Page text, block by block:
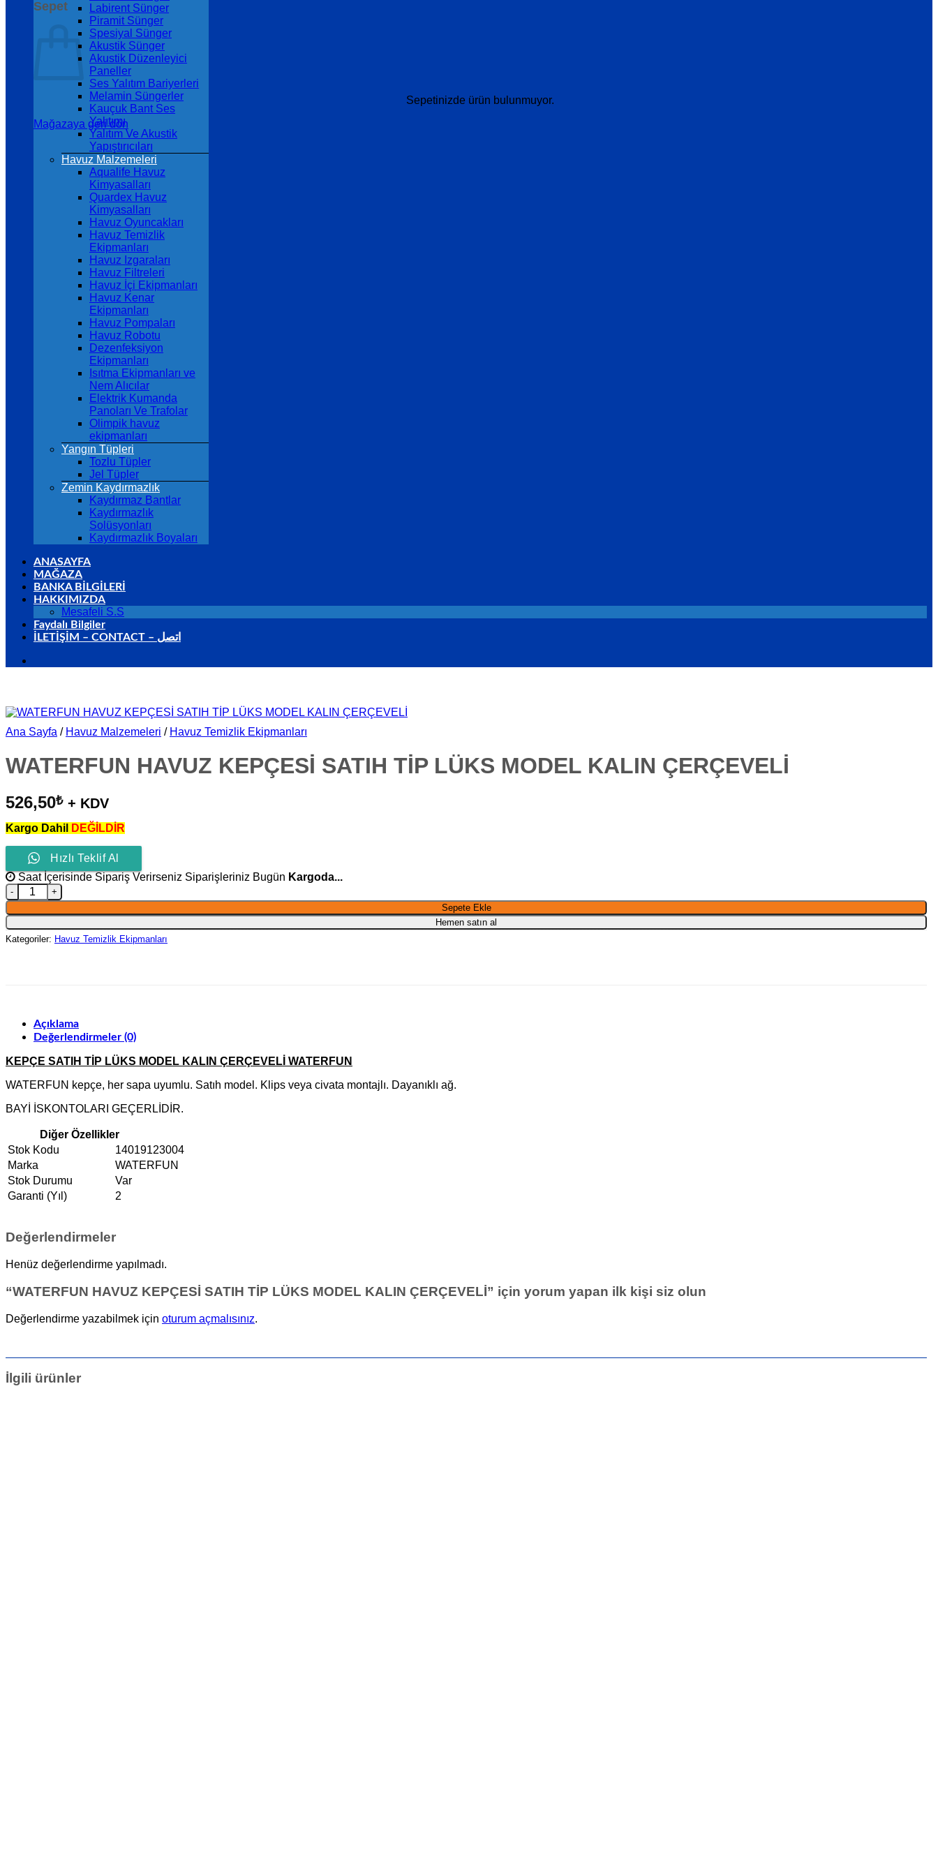
Sepet
Sepetinizde ürün bulunmuyor.
Mağazaya geri dön
Labirent Sünger
Piramit Sünger
Spesiyal Sünger
Akustik Sünger
Akustik Düzenleyici
Paneller
Ses Yalıtım Bariyerleri
Melamin Süngerler
Kauçuk Bant Ses
Yalıtımı
Yalıtım Ve Akustik
Yapıştırıcıları
Havuz Malzemeleri
Aqualife Havuz
Kimyasalları
Quardex Havuz
Kimyasalları
Havuz Oyuncakları
Havuz Temizlik
Ekipmanları
Havuz Izgaraları
Havuz Filtreleri
Havuz İçi Ekipmanları
Havuz Kenar
Ekipmanları
Havuz Pompaları
Havuz Robotu
Dezenfeksiyon
Ekipmanları
Isıtma Ekipmanları ve
Nem Alıcılar
Elektrik Kumanda
Panoları Ve Trafolar
Olimpik havuz
ekipmanları
Yangın Tüpleri
Tozlu Tüpler
Jel Tüpler
Zemin Kaydırmazlık
Kaydırmaz Bantlar
Kaydırmazlık
Solüsyonları
Kaydırmazlık Boyaları
ANASAYFA
MAĞAZA
BANKA BİLGİLERİ
HAKKIMIZDA
Mesafeli S.S
Faydalı Bilgiler
İLETİŞİM – CONTACT – اتصل
Ana Sayfa / Havuz Malzemeleri / Havuz Temizlik Ekipmanları
WATERFUN HAVUZ KEPÇESİ SATIH TİP LÜKS MODEL KALIN ÇERÇEVELİ
526,50₺ + KDV
Kargo Dahil DEĞİLDİR
Hızlı Teklif Al
Saat İçerisinde Sipariş Verirseniz Siparişleriniz Bugün Kargoda...
WATERFUN HAVUZ KEPÇESİ SATIH TİP LÜKS MODEL KALIN ÇERÇEVELİ adet
Sepete Ekle
Hemen satın al
Kategoriler: Havuz Temizlik Ekipmanları
Açıklama
Değerlendirmeler (0)
KEPÇE SATIH TİP LÜKS MODEL KALIN ÇERÇEVELİ WATERFUN
WATERFUN kepçe, her sapa uyumlu. Satıh model. Klips veya civata montajlı. Dayanıklı ağ.
BAYİ İSKONTOLARI GEÇERLİDİR.
Diğer Özellikler
Stok Kodu
14019123004
Marka
WATERFUN
Stok Durumu
Var
Garanti (Yıl)
2
Değerlendirmeler
Henüz değerlendirme yapılmadı.
“WATERFUN HAVUZ KEPÇESİ SATIH TİP LÜKS MODEL KALIN ÇERÇEVELİ” için yorum yapan ilk kişi siz olun
Değerlendirme yazabilmek için oturum açmalısınız.
İlgili ürünler